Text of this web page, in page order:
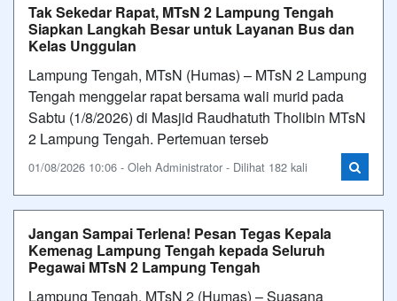
Tak Sekedar Rapat, MTsN 2 Lampung Tengah
Siapkan Langkah Besar untuk Layanan Bus dan
Kelas Unggulan
Lampung Tengah, MTsN (Humas) – MTsN 2 Lampung
Tengah menggelar rapat bersama wali murid pada
Sabtu (1/8/2026) di Masjid Raudhatuth Tholibin MTsN
2 Lampung Tengah. Pertemuan terseb
01/08/2026 10:06 - Oleh Administrator - Dilihat 182 kali
Jangan Sampai Terlena! Pesan Tegas Kepala
Kemenag Lampung Tengah kepada Seluruh
Pegawai MTsN 2 Lampung Tengah
Lampung Tengah, MTsN 2 (Humas) – Suasana